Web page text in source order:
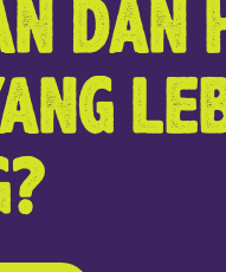
DAN